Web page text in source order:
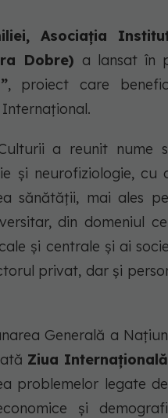
Asociația
Dobre) a lansat în
, proiect care
a reunit nume
și neurofiziologie, cu
sănătății, mai ales
din domeniul
și centrale și ai
privat, dar și
Generală a
Ziua
problemelor legate
și